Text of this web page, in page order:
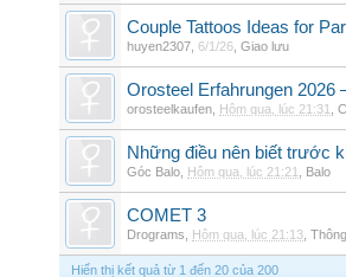
Couple Tattoos Ideas for
huyen2307 6/1/26 Giao lưu
Orosteel Erfahrungen 2026
orosteelkaufen Hôm qua, lúc 21:31
Những điều nên biết trước
Góc Balo Hôm qua, lúc 21:21 Balo
COMET 3
Drograms Hôm qua, lúc 21:13
Hiển thị kết quả từ 1 đến 20 của 200